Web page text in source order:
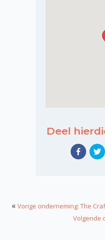
Deel
« Vorige onderneming: The
Volgende